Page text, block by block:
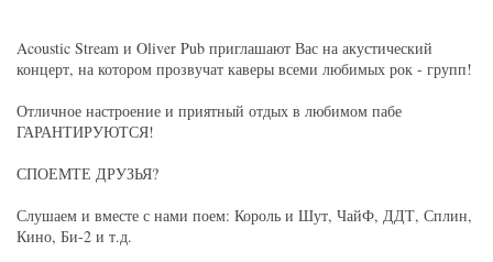
Acoustic Stream и Oliver Pub приглашают Вас на акустический
концерт, на котором прозвучат каверы всеми любимых рок - групп!
Отличное настроение и приятный отдых в любимом пабе
ГАРАНТИРУЮТСЯ!
СПОЕМТЕ ДРУЗЬЯ?
Слушаем и вместе с нами поем: Король и Шут, ЧайФ, ДДТ, Сплин,
Кино, Би-2 и т.д.